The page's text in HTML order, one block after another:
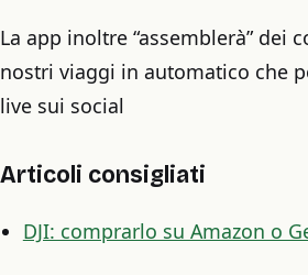
La app inoltre “assemblerà” dei
nostri viaggi in automatico che
live sui social
Articoli consigliati
DJI: comprarlo su Amazon o